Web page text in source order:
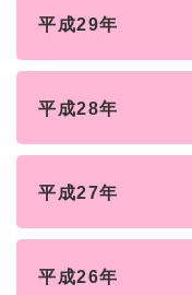
平成29年
平成28年
平成27年
平成26年